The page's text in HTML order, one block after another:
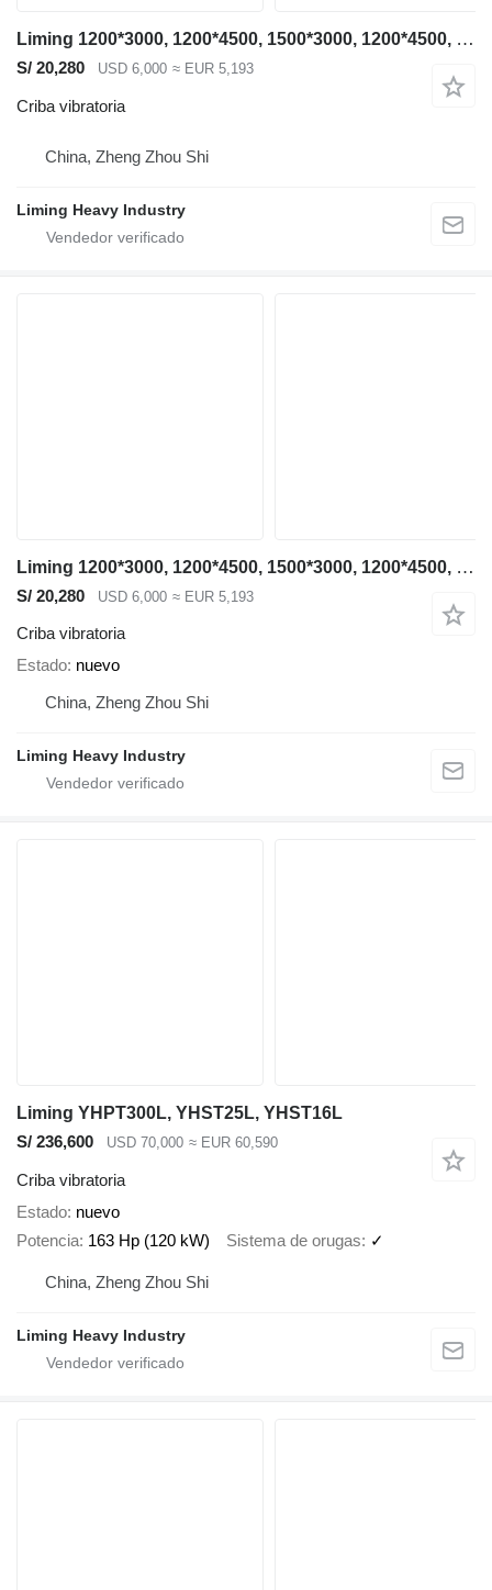
Liming 1200*3000, 1200*4500, 1500*3000, 1200*4500, 1500*3000, 1500*4500
S/ 20,280 USD 6,000 ≈ EUR 5,193
Criba vibratoria
China, Zheng Zhou Shi
Liming Heavy Industry
Liming 1200*3000, 1200*4500, 1500*3000, 1200*4500, 1500*3000, 1500*4500
S/ 20,280 USD 6,000 ≈ EUR 5,193
Criba vibratoria
Estado nuevo
China, Zheng Zhou Shi
Liming Heavy Industry
Liming YHPT300L, YHST25L, YHST16L
S/ 236,600
USD 70,000 ≈ EUR 60,590
Criba vibratoria
Estado nuevo
Potencia 163 Hp (120 kW) Sistema de orugas ✓
China, Zheng Zhou Shi
Liming Heavy Industry